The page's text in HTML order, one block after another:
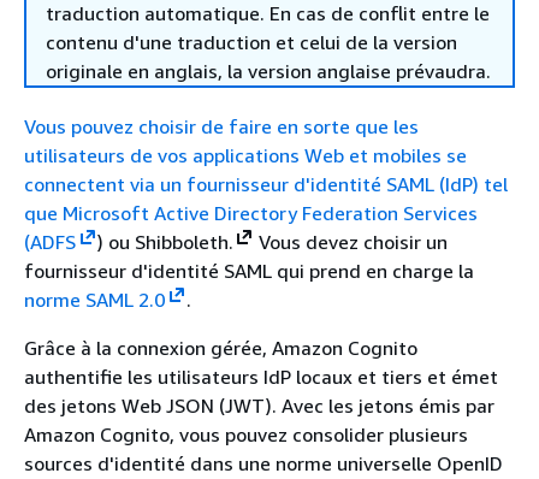
traduction automatique. En cas de conflit entre le
contenu d'une traduction et celui de la version
originale en anglais, la version anglaise prévaudra.
Vous pouvez choisir de faire en sorte que les
utilisateurs de vos applications Web et mobiles se
connectent via un fournisseur d'identité SAML (IdP) tel
que Microsoft Active Directory Federation Services
(ADFS
) ou Shibboleth.
Vous devez choisir un
fournisseur d'identité SAML qui prend en charge la
norme SAML 2.0
.
Grâce à la connexion gérée, Amazon Cognito
authentifie les utilisateurs IdP locaux et tiers et émet
des jetons Web JSON (JWT). Avec les jetons émis par
Amazon Cognito, vous pouvez consolider plusieurs
sources d'identité dans une norme universelle OpenID